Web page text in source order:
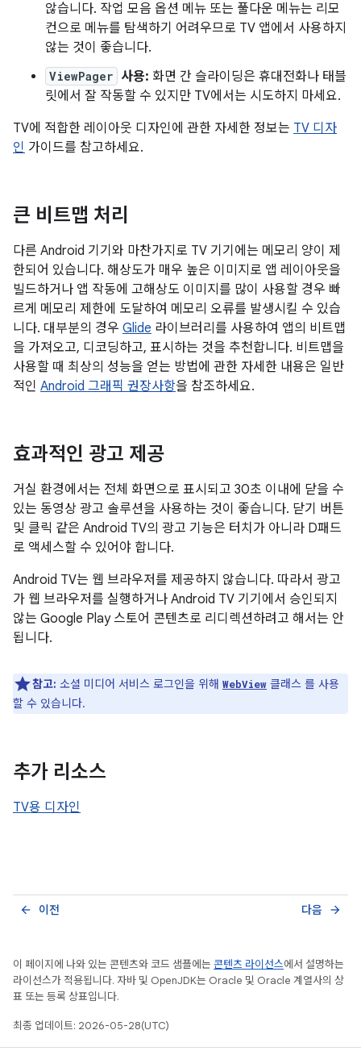
않습니다. 작업 모음 옵션 메뉴 또는 풀다운 메뉴는 리모
컨으로 메뉴를 탐색하기 어려우므로 TV 앱에서 사용하지
않는 것이 좋습니다.
ViewPager 사용: 화면 간 슬라이딩은 휴대전화나 태블
릿에서 잘 작동할 수 있지만 TV에서는 시도하지 마세요.
TV에 적합한 레이아웃 디자인에 관한 자세한 정보는 TV 디자
인 가이드를 참고하세요.
큰 비트맵 처리
다른 Android 기기와 마찬가지로 TV 기기에는 메모리 양이 제
한되어 있습니다. 해상도가 매우 높은 이미지로 앱 레이아웃을
빌드하거나 앱 작동에 고해상도 이미지를 많이 사용할 경우 빠
르게 메모리 제한에 도달하여 메모리 오류를 발생시킬 수 있습
니다. 대부분의 경우 Glide 라이브러리를 사용하여 앱의 비트맵
을 가져오고, 디코딩하고, 표시하는 것을 추천합니다. 비트맵을
사용할 때 최상의 성능을 얻는 방법에 관한 자세한 내용은 일반
적인 Android 그래픽 권장사항을 참조하세요.
효과적인 광고 제공
거실 환경에서는 전체 화면으로 표시되고 30초 이내에 닫을 수
있는 동영상 광고 솔루션을 사용하는 것이 좋습니다. 닫기 버튼
및 클릭 같은 Android TV의 광고 기능은 터치가 아니라 D패드
로 액세스할 수 있어야 합니다.
Android TV는 웹 브라우저를 제공하지 않습니다. 따라서 광고
가 웹 브라우저를 실행하거나 Android TV 기기에서 승인되지
않는 Google Play 스토어 콘텐츠로 리디렉션하려고 해서는 안
됩니다.
참고: 소셜 미디어 서비스 로그인을 위해 WebView 클래스 를 사용
할 수 있습니다.
추가 리소스
TV용 디자인
이전
arrow_back 다음 arrow_forward
이 페이지에 나와 있는 콘텐츠와 코드 샘플에는 콘텐츠 라이선스에서 설명하는
라이선스가 적용됩니다. 자바 및 OpenJDK는 Oracle 및 Oracle 계열사의 상
표 또는 등록 상표입니다.
최종 업데이트: 2026-05-28(UTC)